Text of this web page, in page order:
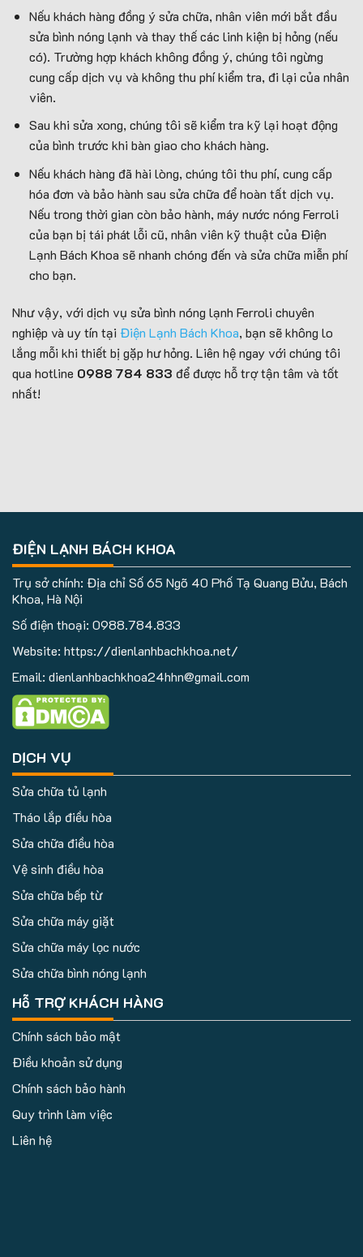
Nếu khách hàng đồng ý sửa chữa, nhân viên mới bắt đầu
sửa bình nóng lạnh và thay thế các linh kiện bị hỏng (nếu
có). Trường hợp khách không đồng ý, chúng tôi ngừng
cung cấp dịch vụ và không thu phí kiểm tra, đi lại của nhân
viên.
Sau khi sửa xong, chúng tôi sẽ kiểm tra kỹ lại hoạt động
của bình trước khi bàn giao cho khách hàng.
Nếu khách hàng đã hài lòng, chúng tôi thu phí, cung cấp
hóa đơn và bảo hành sau sửa chữa để hoàn tất dịch vụ.
Nếu trong thời gian còn bảo hành, máy nước nóng Ferroli
của bạn bị tái phát lỗi cũ, nhân viên kỹ thuật của Điện
Lạnh Bách Khoa sẽ nhanh chóng đến và sửa chữa miễn phí
cho bạn.
Như vậy, với dịch vụ sửa bình nóng lạnh Ferroli chuyên
nghiệp và uy tín tại Điện Lạnh Bách Khoa, bạn sẽ không lo
lắng mỗi khi thiết bị gặp hư hỏng. Liên hệ ngay với chúng tôi
qua hotline 0988 784 833 để được hỗ trợ tận tâm và tốt
nhất!
ĐIỆN LẠNH BÁCH KHOA
Trụ sở chính: Địa chỉ Số 65 Ngõ 40 Phố Tạ Quang Bửu, Bách
Khoa, Hà Nội
Số điện thoại: 0988.784.833
Website: https://dienlanhbachkhoa.net/
Email: dienlanhbachkhoa24hhn@gmail.com
DỊCH VỤ
Sửa chữa tủ lạnh
Tháo lắp điều hòa
Sửa chữa điều hòa
Vệ sinh điều hòa
Sửa chữa bếp từ
Sửa chữa máy giặt
Sửa chữa máy lọc nước
Sửa chữa bình nóng lạnh
Hỗ TRỢ KHÁCH HÀNG
Chính sách bảo mật
Điều khoản sử dụng
Chính sách bảo hành
Quy trình làm việc
Liên hệ